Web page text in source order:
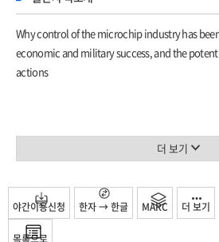
12 Supply Chain Statecraft
13 Intel’s Revolutionaries
14 The Pentagon’s Offset Strategy
PART III LEADERSHIP LOST?
19 Death Spiral
PART IV AMERICA RESURGENT
21 The Potato Chip King
22 Disrupting Intel
Why control of the microchip industry has
economic and military success, and the
actions
더 보기
목록으로
야간이용신청 한자 → 한글 MARC 더 보기